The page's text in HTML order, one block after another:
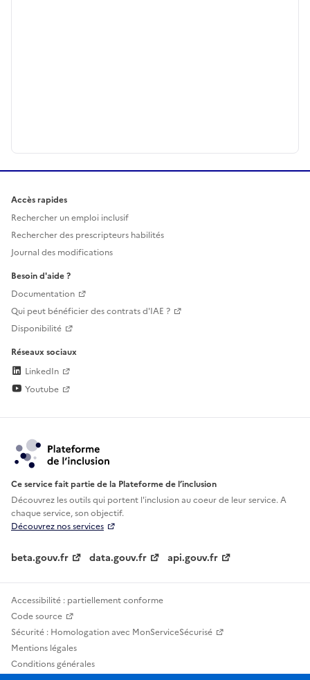
Accès rapides
Rechercher un emploi inclusif
Rechercher des prescripteurs habilités
Journal des modifications
Besoin d'aide ?
Documentation
Qui peut bénéficier des contrats d'IAE ?
Disponibilité
Réseaux sociaux
LinkedIn
Youtube
Ce service fait partie de la Plateforme de l’inclusion
Découvrez les outils qui portent l'inclusion aucoeur de leur service. A
chaque service, son objectif.
Découvrez nos services
beta.gouv.fr data.gouv.fr api.gouv.fr
Accessibilité : partiellement conforme
Code source
Sécurité : Homologation avec MonServiceSécurisé
Mentions légales
Conditions générales